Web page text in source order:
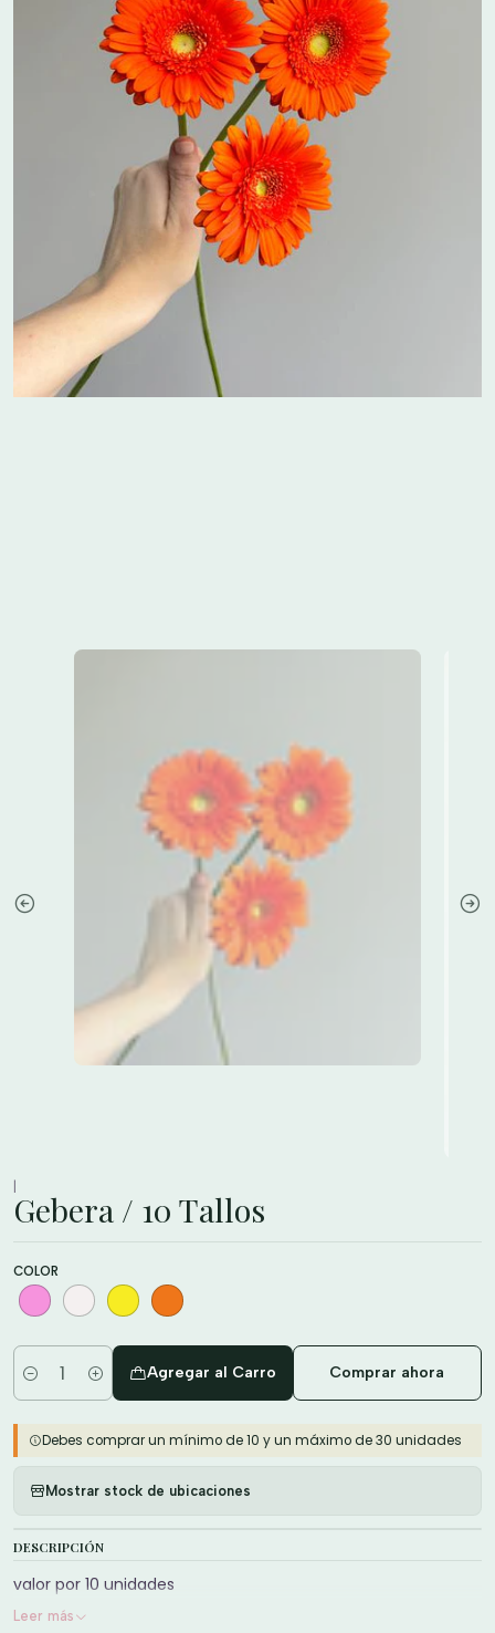
Gebera / 10 Tallos
COLOR
Cantidad
Agregar al Carro Comprar ahora
Debes comprar un mínimo de 10 y un máximo de 30 unidades
Mostrar stock de ubicaciones
DESCRIPCIÓN
valor por 10 unidades
Leer más